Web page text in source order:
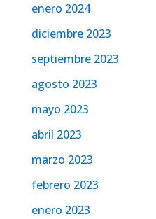
enero 2024
diciembre 2023
septiembre 2023
agosto 2023
mayo 2023
abril 2023
marzo 2023
febrero 2023
enero 2023